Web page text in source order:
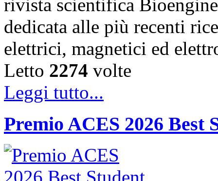
rivista scientifica
dedicata alle più recenti
elettrici, magnetici ed
Letto 2274 volte
Leggi tutto...
Premio ACES 2026 Best